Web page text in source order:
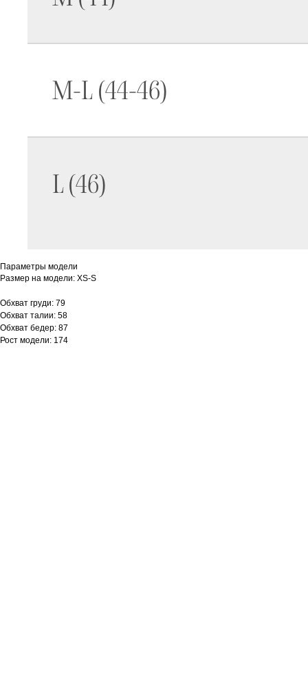
Параметры модели
Размер на модели: XS-S
Обхват груди: 79
Обхват талии: 58
Обхват бедер: 87
Рост модели: 174